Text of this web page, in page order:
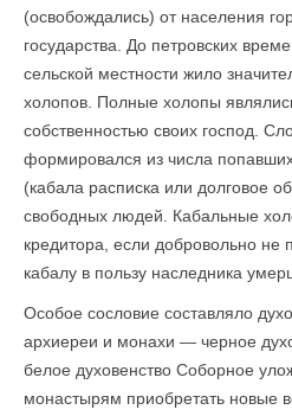
(освобождались) от населения
государства. До петровских
сельской местности жило
холопов. Полные холопы
собственностью своих господ.
формировался из числа
(кабала расписка или долговое
свободных людей. Кабальные
кредитора, если добровольно
кабалу в пользу наследника
Особое сословие составляло
архиереи и монахи — черное
белое духовенство Соборное
монастырям приобретать новые